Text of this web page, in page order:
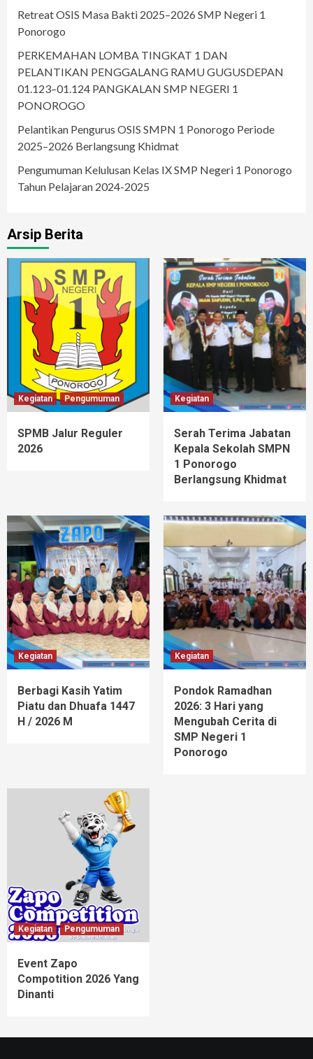
Retreat OSIS Masa Bakti 2025–2026 SMP Negeri 1
Ponorogo
PERKEMAHAN LOMBA TINGKAT 1 DAN
PELANTIKAN PENGGALANG RAMU GUGUSDEPAN
01.123–01.124 PANGKALAN SMP NEGERI 1
PONOROGO
Pelantikan Pengurus OSIS SMPN 1 Ponorogo Periode
2025–2026 Berlangsung Khidmat
Pengumuman Kelulusan Kelas IX SMP Negeri 1 Ponorogo
Tahun Pelajaran 2024-2025
Arsip Berita
Kegiatan Pengumuman
SPMB Jalur Reguler
2026
Kegiatan
Serah Terima Jabatan
Kepala Sekolah SMPN
1 Ponorogo
Berlangsung Khidmat
Kegiatan
Berbagi Kasih Yatim
Piatu dan Dhuafa 1447
H / 2026 M
Kegiatan
Pondok Ramadhan
2026: 3 Hari yang
Mengubah Cerita di
SMP Negeri 1
Ponorogo
Kegiatan Pengumuman
Event Zapo
Compotition 2026 Yang
Dinanti